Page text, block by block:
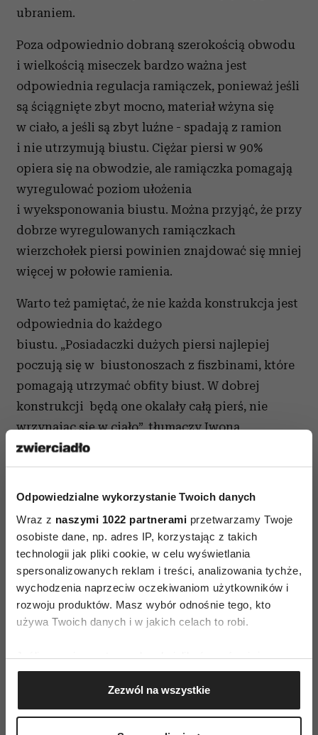
Odpowiedzialne wykorzystanie Twoich danych
Wraz z naszymi 1022 partnerami przetwarzamy Twoje
osobiste dane, np. adres IP, korzystając z takich
technologii jak pliki cookie, w celu wyświetlania
spersonalizowanych reklam i treści, analizowania tychże,
wychodzenia naprzeciw oczekiwaniom użytkowników i
rozwoju produktów. Masz wybór odnośnie tego, kto
używa Twoich danych i w jakich celach to robi.
Jeśli wyrazisz na to zgodę, chcielibyśmy również:
Gromadzić dane dotyczące Twojej lokalizacji
geograficznej z dokładnością nawet do kilku metrów
Identyfikować Twoje urządzenie, aktywnie
Zezwól na wszystkie
ubraniem.
Poza odpowiednio dobraną szerokością obwodu
i wielkością miseczek bardzo ważna jest
odpowiednia regulacja ramiączek, ponieważ jeśli
są ściągnięte zbyt mocno, materiał wżyna się
w ciało, a jeśli są zbyt luźne - spadają z ramion
i nie utrzymują biustu. Ciężar piersi w 90%
opiera się na obwodzie, ale ramiączka pomagają
wyregulować poziom ułożenia
i wyeksponowania biustu. Można przyjąć, że przy
dobrze wyregulowanych ramiączkach
wierzchołek piersi powinien znajdować się mniej
więcej w połowie ramienia.
Warto też pamiętać, że nie każda konstrukcja jest
odpowiednia do każdego
biustu. „Posiadaczki dużych piersi najlepiej
poczują się w biustonoszach z fiszbinami, które
pomagają utrzymać obfity biust. W dobrej
konstrukcji będą one okalały całą pierś, nie
wrzynając się w ciało”, tłumaczy Iwona
Miklusiak.Warto więc podczas wyboru bielizny
skorzystać z porady brafitterki, która pomoże
estetycznie i zdrowo.